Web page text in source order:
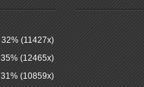
32% (11427x)
35% (12465x)
31% (10859x)